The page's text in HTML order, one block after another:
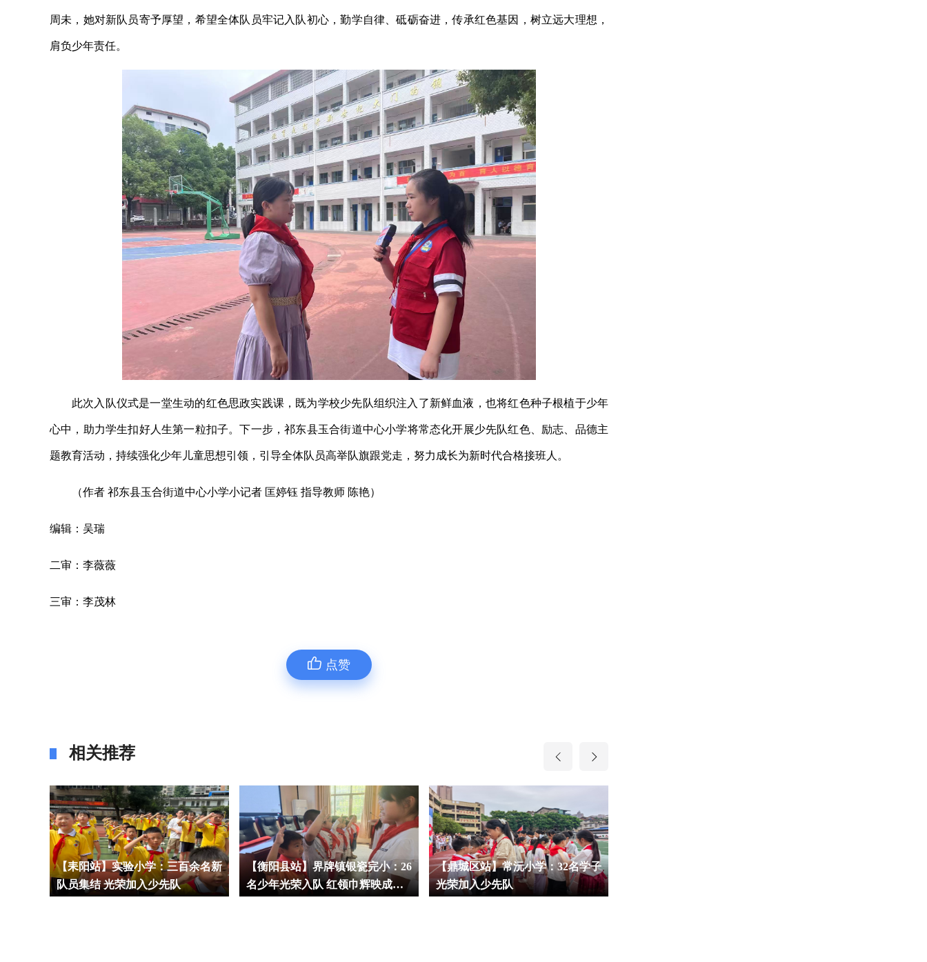
周未，她对新队员寄予厚望，希望全体队员牢记入队初心，勤学自律、砥砺奋进，传承红色基因，树立远大理想，
肩负少年责任。
此次入队仪式是一堂生动的红色思政实践课，既为学校少先队组织注入了新鲜血液，也将红色种子根植于少年
心中，助力学生扣好人生第一粒扣子。下一步，祁东县玉合街道中心小学将常态化开展少先队红色、励志、品德主
题教育活动，持续强化少年儿童思想引领，引导全体队员高举队旗跟党走，努力成长为新时代合格接班人。
（作者 祁东县玉合街道中心小学小记者 匡婷钰 指导教师 陈艳）
编辑：吴瑞
二审：李薇薇
三审：李茂林
点赞
相关推荐
【耒阳站】实验小学：三百余名新
队员集结 光荣加入少先队
【衡阳县站】界牌镇银瓷完小：26
名少年光荣入队 红领巾辉映成长
【鼎城区站】常沅小学：32名学子
光荣加入少先队